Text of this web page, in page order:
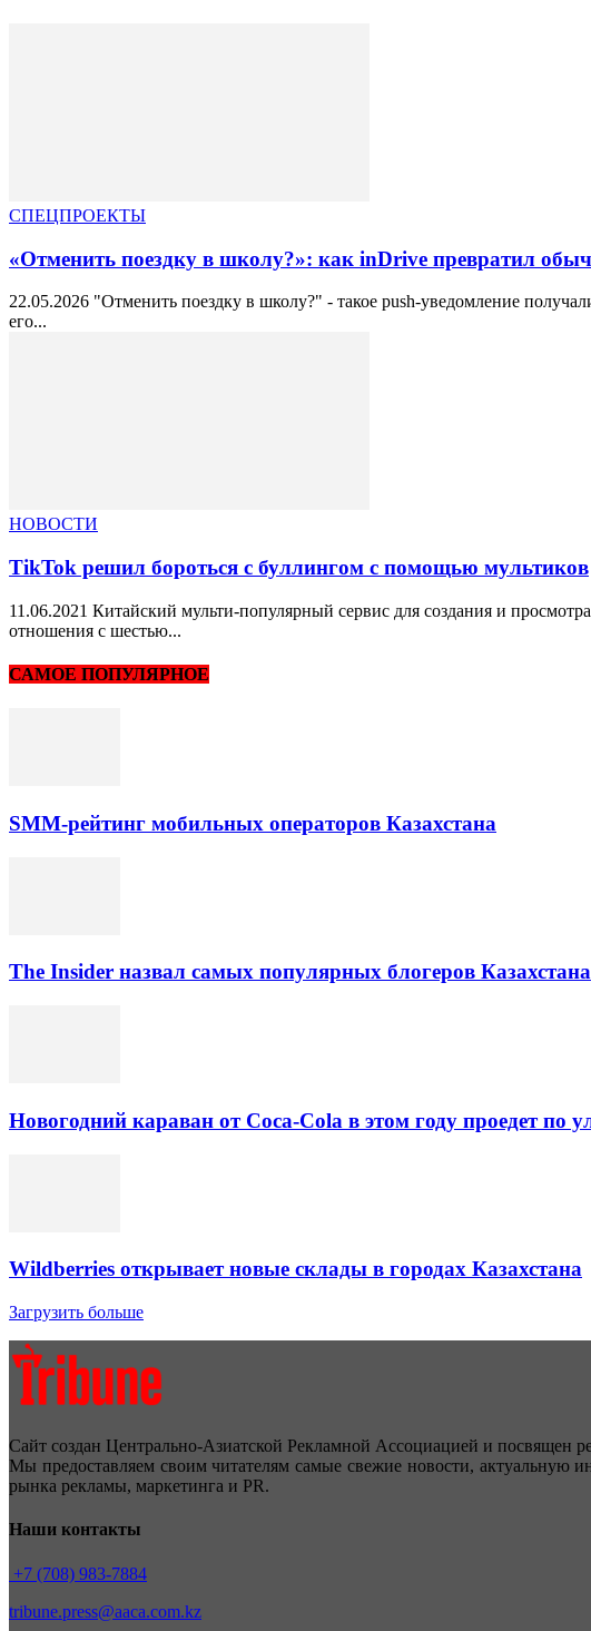
СПЕЦПРОЕКТЫ
«Отменить поездку в школу?»: как inDrive превратил
22.05.2026 "Отменить поездку в школу?" - такое push-уведомление
его...
НОВОСТИ
TikTok решил бороться с буллингом с помощью мультиков
11.06.2021 Китайский мульти-популярный сервис для создания и
отношения с шестью...
САМОЕ ПОПУЛЯРНОЕ
SMM-рейтинг мобильных операторов Казахстана
The Insider назвал самых популярных блогеров Казахстана
Новогодний караван от Coca-Cola в этом году проедет по
Wildberries открывает новые склады в городах Казахстана
Загрузить больше
Сайт создан Центрально-Азиатской Рекламной Ассоциацией и посвящен
Мы предоставляем своим читателям самые свежие новости,
рынка рекламы, маркетинга и PR.
Наши контакты
+7 (708) 983-7884
tribune.press@aaca.com.kz